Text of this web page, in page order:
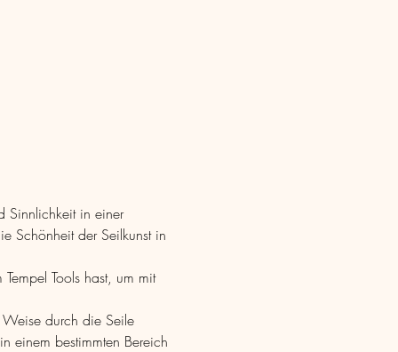
Sinnlichkeit in einer
Schönheit der Seilkunst in
Tools hast, um mit
durch die Seile
einem bestimmten Bereich